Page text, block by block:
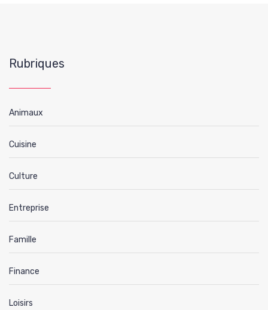
Rubriques
Animaux
Cuisine
Culture
Entreprise
Famille
Finance
Loisirs